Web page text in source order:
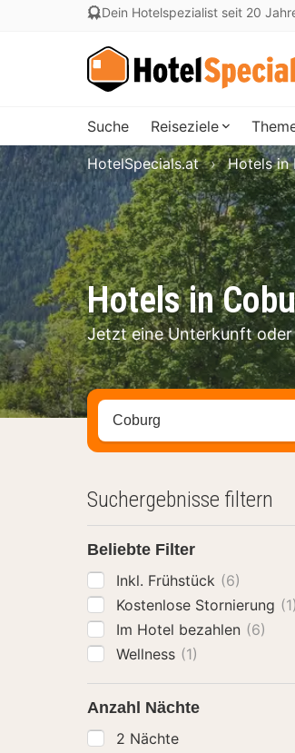
Dein Hotelspezialist seit 20
Suche Reiseziele
Hotels in
Jetzt eine Unterkunft
HotelSpecials.at Hotels in
Stadt, Region oder Hotel
Suchergebnisse filtern
Beliebte Filter
Inkl. Frühstück (6)
Kostenlose Stornierung (1)
Im Hotel bezahlen (6)
Wellness (1)
Anzahl Nächte
2 Nächte